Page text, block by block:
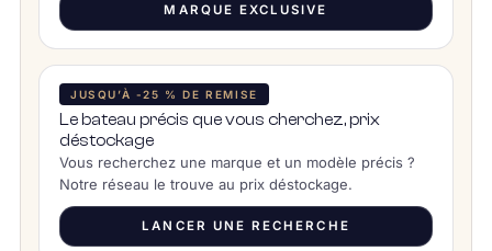
MARQUE EXCLUSIVE
JUSQU’À -25 % DE REMISE
Le bateau précis que vous cherchez, prix
déstockage
Vous recherchez une marque et un modèle précis ?
Notre réseau le trouve au prix déstockage.
LANCER UNE RECHERCHE